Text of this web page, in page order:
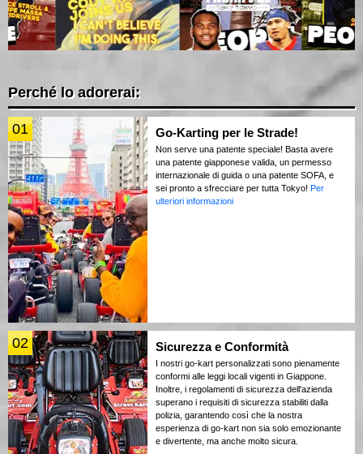
Perché lo adorerai:
01 Go-Karting per le Strade!
Non serve una patente speciale! Basta avere
una patente giapponese valida, un permesso
internazionale di guida o una patente SOFA, e
sei pronto a sfrecciare per tutta Tokyo! Per
ulteriori informazioni
02 Sicurezza e Conformità
I nostri go-kart personalizzati sono pienamente
conformi alle leggi locali vigenti in Giappone.
Inoltre, i regolamenti di sicurezza dell'azienda
superano i requisiti di sicurezza stabiliti dalla
polizia, garantendo così che la nostra
esperienza di go-kart non sia solo emozionante
e divertente, ma anche molto sicura.